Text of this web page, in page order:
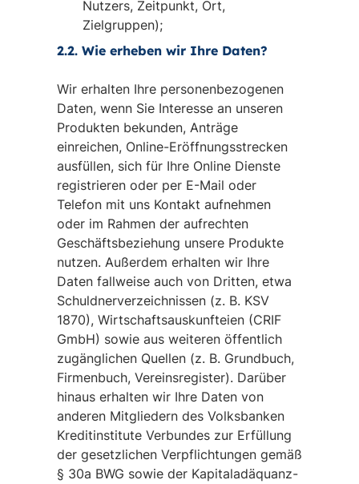
Nutzers, Zeitpunkt, Ort,
Zielgruppen);
2.2. Wie erheben wir Ihre Daten?
Wir erhalten Ihre personenbezogenen
Daten, wenn Sie Interesse an unseren
Produkten bekunden, Anträge
einreichen, Online-Eröffnungsstrecken
ausfüllen, sich für Ihre Online Dienste
registrieren oder per E-Mail oder
Telefon mit uns Kontakt aufnehmen
oder im Rahmen der aufrechten
Geschäftsbeziehung unsere Produkte
nutzen. Außerdem erhalten wir Ihre
Daten fallweise auch von Dritten, etwa
Schuldnerverzeichnissen (z. B. KSV
1870), Wirtschaftsauskunfteien (CRIF
GmbH) sowie aus weiteren öffentlich
zugänglichen Quellen (z. B. Grundbuch,
Firmenbuch, Vereinsregister). Darüber
hinaus erhalten wir Ihre Daten von
anderen Mitgliedern des Volksbanken
Kreditinstitute Verbundes zur Erfüllung
der gesetzlichen Verpflichtungen gemäß
§ 30a BWG sowie der Kapitaladäquanz-